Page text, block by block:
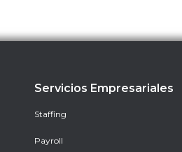
Servicios Empresariales
Staffing
Payroll